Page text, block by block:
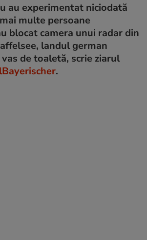
au experimentat niciodată
multe persoane
blocat camera unui radar din
landul german
de toaletă, scrie ziarul
.